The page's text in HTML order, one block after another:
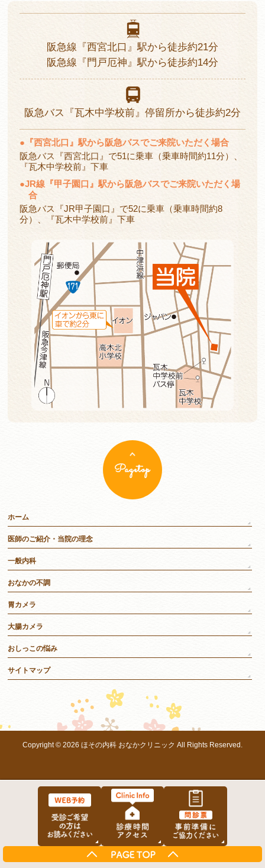
阪急線 『西宮北口』駅から徒歩約21分
阪急線 『門戸厄神』駅から徒歩約14分
阪急バス 『瓦木中学校前』停留所から徒歩約2分
● 『西宮北口』駅から阪急バスでご来院いただく場合
阪急バス『西宮北口』で51に乗車（乗車時間約11分）、
『瓦木中学校前』下車
●JR線『甲子園口』駅から阪急バスでご来院いただく場
合
阪急バス『JR甲子園口』で52に乗車（乗車時間約8
分）、『瓦木中学校前』下車
Pagetop
ホーム
医師のご紹介・当院の理念
一般内科
おなかの不調
胃カメラ
大腸カメラ
おしっこの悩み
サイトマップ
Copyright © 2026 ほその内科 おなかクリニック All Rights Reserved.